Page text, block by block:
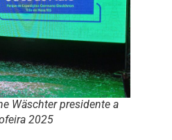
Wäschter presidente a
2025